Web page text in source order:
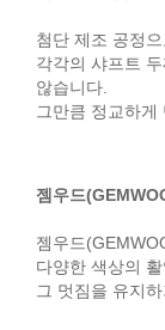
첨단 제조 공정
각각의 샤프트
않습니다.
그만큼 정교하게
젬우드
젬우드
다양한 색상의
그 멋짐을 유지